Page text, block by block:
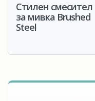
Стилен смесител
за мивка Brushed
Steel